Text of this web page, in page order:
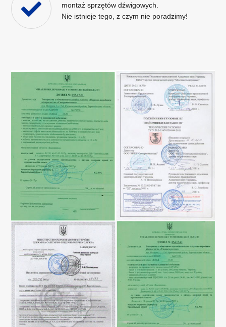
montaż sprzętów dźwigowych.
Nie istnieje tego, z czym nie poradzimy!